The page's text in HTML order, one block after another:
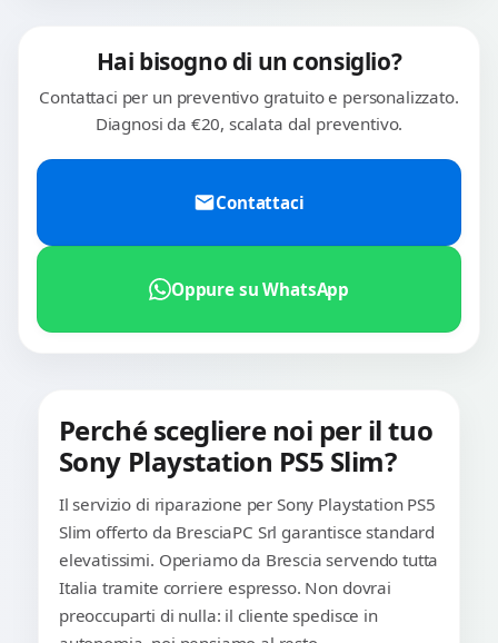
Hai bisogno di un consiglio?
Contattaci per un preventivo gratuito e personalizzato.
Diagnosi da €20, scalata dal preventivo.
Contattaci
Oppure su WhatsApp
Perché scegliere noi per il tuo
Sony Playstation PS5 Slim?
Il servizio di riparazione per Sony Playstation PS5
Slim offerto da BresciaPC Srl garantisce standard
elevatissimi. Operiamo da Brescia servendo tutta
Italia tramite corriere espresso. Non dovrai
preoccuparti di nulla: il cliente spedisce in